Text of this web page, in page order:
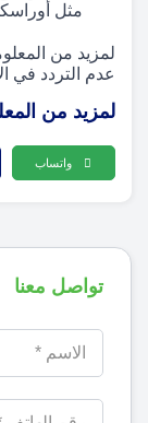
مثل
لمزيد من
عدم التردد في
لمزيد من
واتساب
تواصل معنا